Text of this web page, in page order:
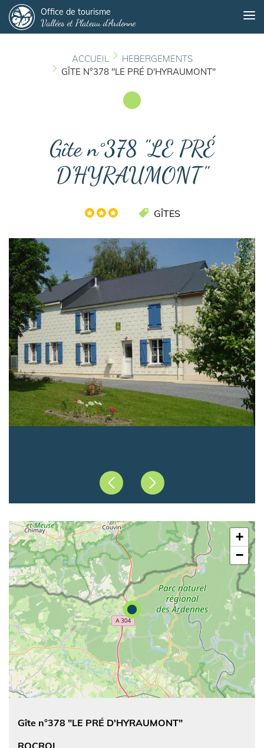
au
contenu
Office de tourisme
Vallées et Plateau d'Ardenne
ACCUEIL
HEBERGEMENTS
GÎTE N°378 "LE PRÉ D'HYRAUMONT"
Gîte n°378 "LE PRÉ
D'HYRAUMONT"
GÎTES
PrécédentSuivant
+
−
Gîte n°378 "LE PRÉ D'HYRAUMONT"
ROCROI
Panneau de gestion des cookies